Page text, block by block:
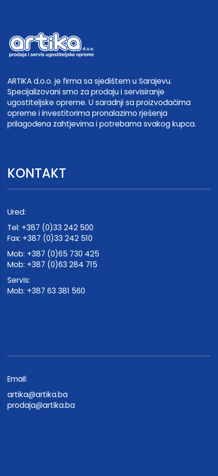
ARTIKA d.o.o. je firma sa sjedištem u Sarajevu.
Specijalizovani smo za prodaju i servisiranje
ugostiteljske opreme. U saradnji sa proizvođačima
opreme i investitorima pronalazimo rješenja
prilagođena zahtjevima i potrebama svakog kupca.
KONTAKT
Ured:
Tel: +387 (0)33 242 500
Fax: +387 (0)33 242 510
Mob: +387 (0)65 730 425
Mob: +387 (0)63 284 715
Servis:
Mob: +387 63 381 560
Email:
artika@artika.ba
prodaja@artika.ba